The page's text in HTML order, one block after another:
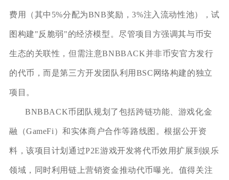
费用（其中5%分配为BNB奖励，3%注入流动性池），试
图构建"反脆弱"的经济模型。尽管项目方强调其与币安
生态的关联性，但需注意BNBBACK并非币安官方发行
的代币，而是第三方开发团队利用BSC网络构建的独立
项目。
BNBBACK币团队规划了包括跨链功能、游戏化金
融（GameFi）和实体商户合作等路线图。根据公开资
料，该项目计划通过P2E游戏开发将代币效用扩展到娱乐
领域，同时利用链上营销资金推动代币曝光。值得关注